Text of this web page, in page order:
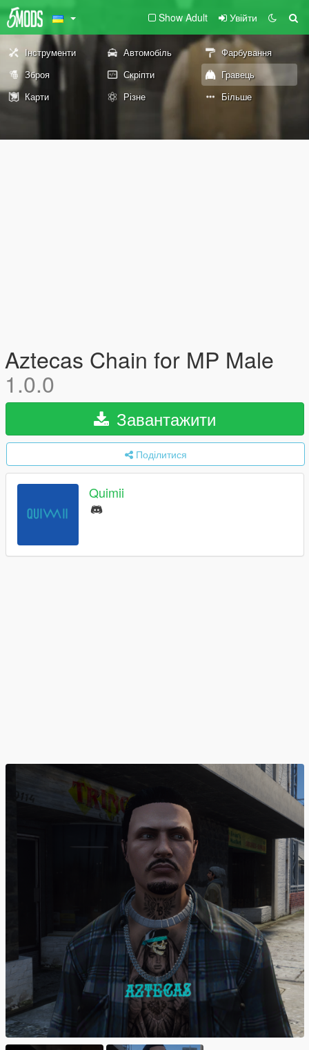
Show Adult Увійти
Інструменти Автомобіль
Фарбування
Зброя
Скріпти
Гравець
Карти
Різне Більше
Aztecas Chain for MP Male
1.0.0
Завантажити
Поділитися
Quimii